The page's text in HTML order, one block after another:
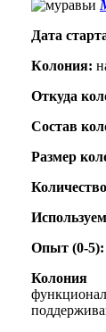
Дата
Кoлония:
Откуда
Состав
Размер
Опыт (0-5):
Колония